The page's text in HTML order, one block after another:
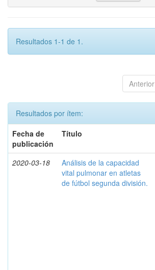
Resultados 1-1 de 1.
Anterior
Resultados por ítem:
Fecha de
publicación
Título
2020-03-18
Análisis de la capacidad
vital pulmonar en atletas
de fútbol segunda división.